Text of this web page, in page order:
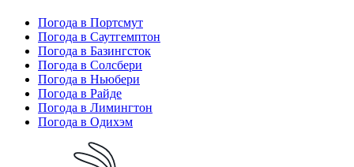
Погода в Портсмут
Погода в Саутгемптон
Погода в Базингсток
Погода в Солсбери
Погода в Ньюбери
Погода в Райде
Погода в Лимингтон
Погода в Одихэм